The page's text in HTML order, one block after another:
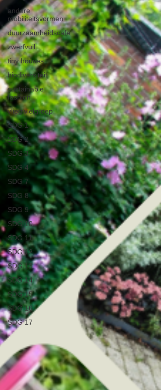
andere
mobiliteitsvormen
duurzaamheidscafe
zwerfvuil
tiny houses
biodiversiteit
sustainable
fashion
vliegwielgroep
SDG 1
SDG 2
SDG 3
SDG 4
SDG 7
SDG 8
SDG 9
SDG 10
SDG 11
SDG 12
SDG 13
SDG 14
SDG 15
SDG 16
SDG 17